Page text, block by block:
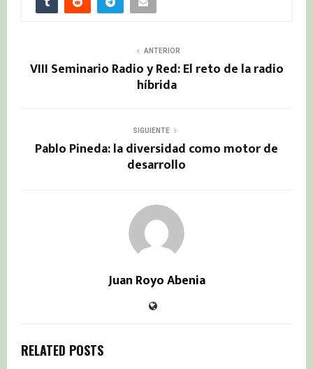
ANTERIOR
VIII Seminario Radio y Red: El reto de la radio
híbrida
SIGUIENTE
Pablo Pineda: la diversidad como motor de
desarrollo
Juan Royo Abenia
RELATED POSTS